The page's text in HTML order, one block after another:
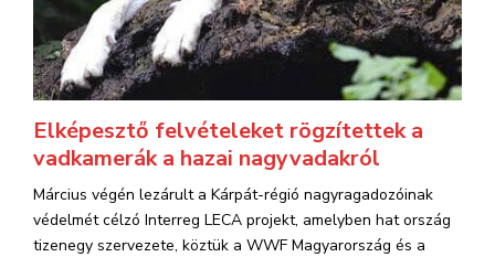
Elképesztő felvételeket rögzítettek a
vadkamerák a hazai nagyvadakról
Március végén lezárult a Kárpát-régió nagyragadozóinak
védelmét célzó Interreg LECA projekt, amelyben hat ország
tizenegy szervezete, köztük a WWF Magyarország és a